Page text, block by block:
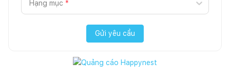
Hạng mục *
Gửi yêu cầu